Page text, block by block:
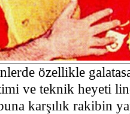
özellikle
ve teknik heyeti
karşılık rakibin